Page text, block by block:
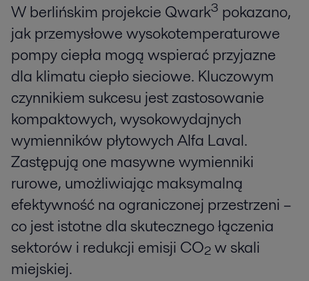
W berlińskim projekcie Qwark³ pokazano,
jak przemysłowe wysokotemperaturowe
pompy ciepła mogą wspierać przyjazne
dla klimatu ciepło sieciowe. Kluczowym
czynnikiem sukcesu jest zastosowanie
kompaktowych, wysokowydajnych
wymienników płytowych Alfa Laval.
Zastępują one masywne wymienniki
rurowe, umożliwiając maksymalną
efektywność na ograniczonej przestrzeni –
co jest istotne dla skutecznego łączenia
sektorów i redukcji emisji CO₂ w skali
miejskiej.